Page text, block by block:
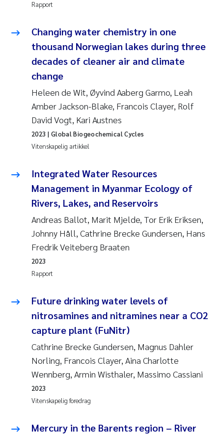
Rapport
Changing water chemistry in one
thousand Norwegian lakes during three
decades of cleaner air and climate
change
Heleen de Wit, Øyvind Aaberg Garmo, Leah
Amber Jackson-Blake, Francois Clayer, Rolf
David Vogt, Kari Austnes
Vitenskapelig artikkel
2023 | Global Biogeochemical Cycles
Integrated Water Resources
Management in Myanmar Ecology of
Rivers, Lakes, and Reservoirs
Andreas Ballot, Marit Mjelde, Tor Erik Eriksen,
Johnny Håll, Cathrine Brecke Gundersen, Hans
Fredrik Veiteberg Braaten
Rapport
2023
Future drinking water levels of
nitrosamines and nitramines near a CO2
capture plant (FuNitr)
Cathrine Brecke Gundersen, Magnus Dahler
Norling, Francois Clayer, Aina Charlotte
Wennberg, Armin Wisthaler, Massimo Cassiani
Vitenskapelig foredrag
2023
Mercury in the Barents region – River